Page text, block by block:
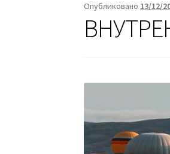
Опубликовано 13/12/